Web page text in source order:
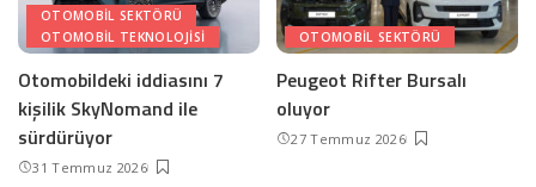
OTOMOBIL SEKTÖRÜ
OTOMOBIL TEKNOLOJISI
Otomobildeki iddiasını 7
kişilik SkyNomand ile
sürdürüyor
31 Temmuz 2026
OTOMOBIL SEKTÖRÜ
Peugeot Rifter Bursalı
oluyor
27 Temmuz 2026